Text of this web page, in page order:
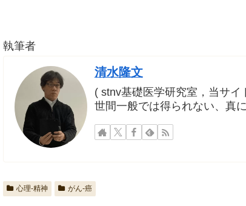
執筆者
清水隆文
( stnv基礎医学研究室，当サイ
世間一般では得られない、真
心理-精神 がん-癌